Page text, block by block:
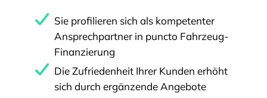
Sie profilieren sich als kompetenter
Ansprechpartner in puncto Fahrzeug-
Finanzierung
Die Zufriedenheit Ihrer Kunden erhöht
sich durch ergänzende Angebote